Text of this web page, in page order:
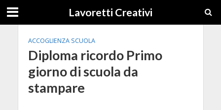
Lavoretti Creativi
ACCOGLIENZA SCUOLA
Diploma ricordo Primo
giorno di scuola da
stampare